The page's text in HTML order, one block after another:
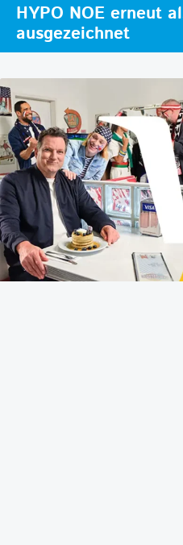
HYPO NOE erneut
ausgezeichnet